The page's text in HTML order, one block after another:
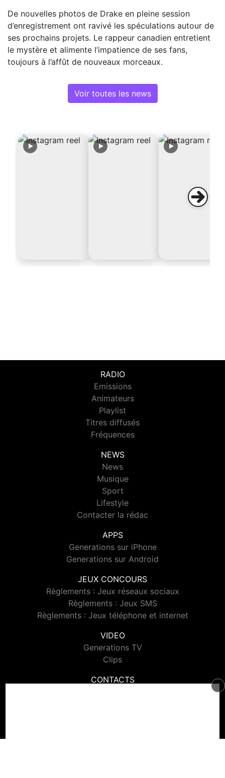
De nouvelles photos de Drake en pleine session
d’enregistrement ont ravivé les spéculations autour de
ses prochains projets. Le rappeur canadien entretient
le mystère et alimente l’impatience de ses fans,
toujours à l’affût de nouveaux morceaux.
Voir toutes les news
RADIO
Emissions
Animateurs
Playlist
Titres diffusés
Fréquences
NEWS
News
Musique
Sport
Lifestyle
Contacter la rédac
APPS
Generations sur iPhone
Generations sur Android
JEUX CONCOURS
Règlements : Jeux réseaux sociaux
Règlements : Jeux SMS
Règlements : Jeux téléphone et internet
VIDEO
Generations TV
Clips
CONTACTS